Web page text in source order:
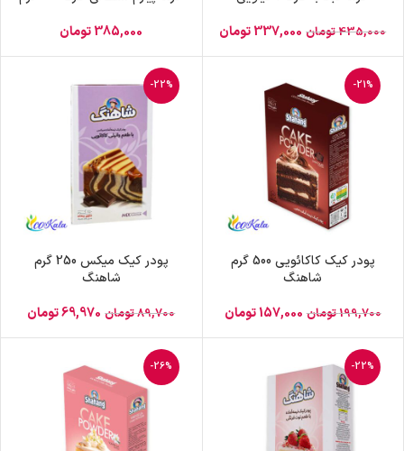
435,000تومان 337,000تومان
385,000تومان
-21%
پودر کیک کاکائویی 500 گرم
شاهنگ
199,700تومان 157,000تومان
-22%
پودر کیک میکس 250 گرم
شاهنگ
89,700تومان 69,970تومان
-22%
-26%